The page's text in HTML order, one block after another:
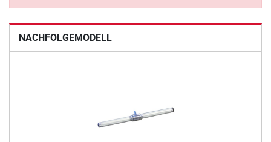
NACHFOLGEMODELL